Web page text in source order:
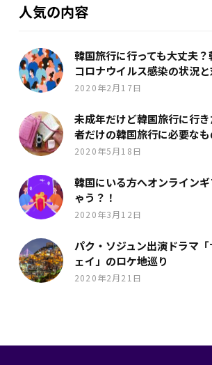
人気の内容
韓国旅行に行っても大丈夫？
コロナウイルス感染の状況
2020年2月17日
未成年だけど韓国旅行に行
者だけの韓国旅行に必要なも
2020年5月18日
韓国にいる方へオンライン
ゃう？！
2020年3月12日
パク・ソジュン出演ドラマ
ェイ」のロケ地巡り
2020年2月21日